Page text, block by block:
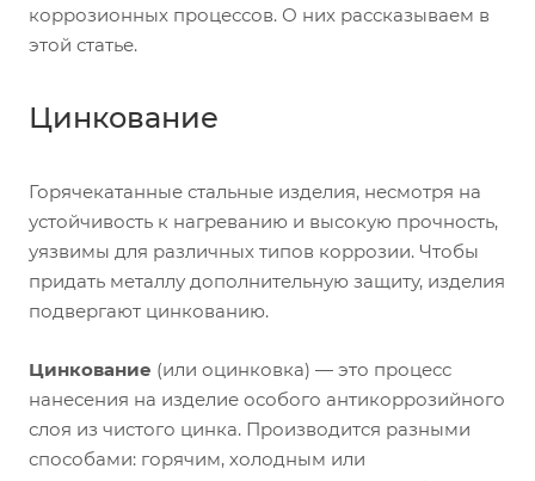
коррозионных процессов. О них рассказываем в
этой статье.
Цинкование
Горячекатанные стальные изделия, несмотря на
устойчивость к нагреванию и высокую прочность,
уязвимы для различных типов коррозии. Чтобы
придать металлу дополнительную защиту, изделия
подвергают цинкованию.
Цинкование (или оцинковка) — это процесс
нанесения на изделие особого антикоррозийного
слоя из чистого цинка. Производится разными
способами: горячим, холодным или